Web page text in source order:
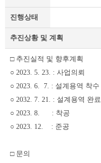
진행상태
추진상황 및 계획
□ 추진실적 및 향후계획
○ 2023. 5. 23. : 사업의뢰
○ 2023. 6. 7. : 설계용역 착수
○ 2032. 7. 21. : 설계용역 완료
○ 2023. 8. : 착공
○ 2023. 12. : 준공
□ 문의